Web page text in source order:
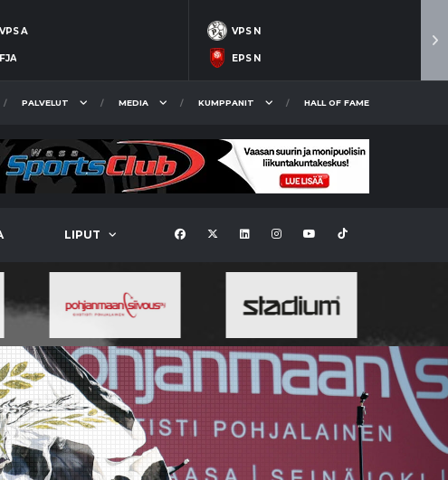
VPS A
FJA
VPS N
EPS N
PALVELUT MEDIA KUMPPANIT HALL OF FAME
LIPUT